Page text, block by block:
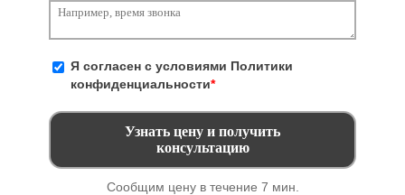
Я согласен с условиями Политики
конфиденциальности*
Сообщим цену в течение 7 мин.